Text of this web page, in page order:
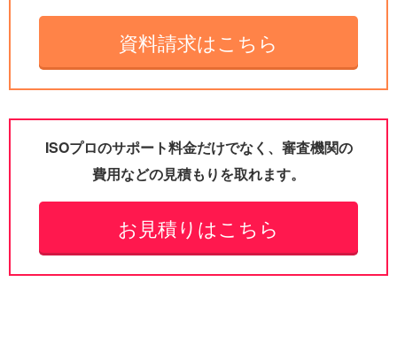
資料請求はこちら
ISOプロのサポート料金だけでなく、審査機関の
費用などの見積もりを取れます。
お見積りはこちら